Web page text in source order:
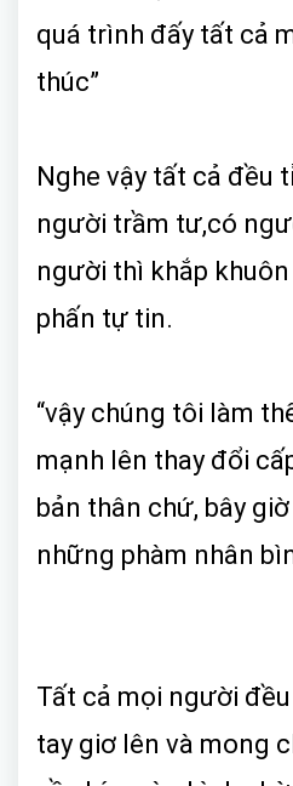
quá trình đấy tất cả
thúc”
Nghe vậy tất cả đều
người trầm tư,có
người thì khắp
phấn tự tin.
“vậy chúng tôi làm
mạnh lên thay đổi
bản thân chứ, bây
những phàm nhân
Tất cả mọi người
tay giơ lên và mong